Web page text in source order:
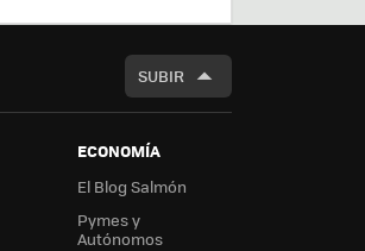
BUSCAR
SUBIR
ECONOMÍA
El Blog Salmón
Pymes y
Autónomos